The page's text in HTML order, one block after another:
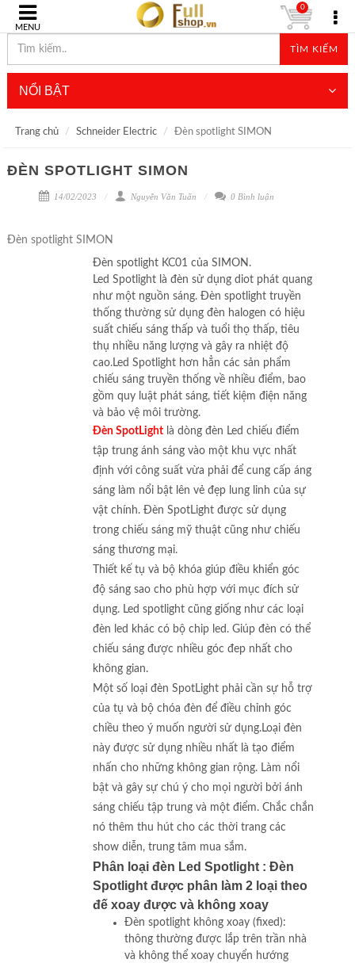
MENU
TÌM KIẾM
0
NỔI BẬT
Trang chủ Schneider Electric Đèn spotlight SIMON
ĐÈN SPOTLIGHT SIMON
14/02/2023 Nguyễn Văn Tuấn 0 Bình luận
Đèn spotlight SIMON
Đèn spotlight KC01 của SIMON.
Led Spotlight là đèn sử dụng diot phát quang
như một nguồn sáng. Đèn spotlight truyền
thống thường sử dụng đèn halogen có hiệu
suất chiếu sáng thấp và tuổi thọ thấp, tiêu
thụ nhiều năng lượng và gây ra nhiệt độ
cao.Led Spotlight hơn hẳn các sản phẩm
chiếu sáng truyền thống về nhiều điểm, bao
gồm quy luật phát sáng, tiết kiệm điện năng
và bảo vệ môi trường.
Đèn SpotLightlà dòng đèn Led chiếu điểm
tập trung ánh sáng vào một khu vực nhất
định với công suất vừa phải để cung cấp áng
sáng làm nổi bật lên vẻ đẹp lung linh của sự
vật chính. Đèn SpotLight được sử dụng
trong chiếu sáng mỹ thuật cũng như chiếu
sáng thương mại.
Thiết kế tụ và bộ khóa giúp điều khiển góc
độ sáng sao cho phù hợp với mục đích sử
dụng. Led spotlight cũng giống như các loại
đèn led khác có bộ chip led. Giúp đèn có thể
chiếu sáng được nhiều góc đep nhất cho
không gian.
Một số loại đèn SpotLight phải cần sự hỗ trợ
của tụ và bộ chóa đèn để điều chỉnh góc
chiều theo ý muốn người sử dụng.Loại đèn
này được sử dụng nhiều nhất là tạo điểm
nhấn cho những không gian rộng. Làm nổi
bật và gây sự chú ý cho mọi người bởi ánh
sáng chiếu tập trung và một điểm. Chắc chắn
nó thêm thu hút cho các thời trang các
show diễn, trung tâm mua sắm.
Phân loại đèn Led Spotlight : Đèn
Spotlight được phân làm 2 loại theo
đế xoay được và không xoay
Đèn spotlight không xoay (fixed):
thông thường được lắp trên trần nhà
và không thể xoay chuyển hướng